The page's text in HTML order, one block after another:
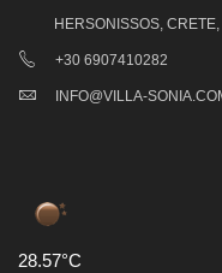
HERSONISSOS, CRETE,
+30 6907410282
INFO@VILLA-
28.57°C